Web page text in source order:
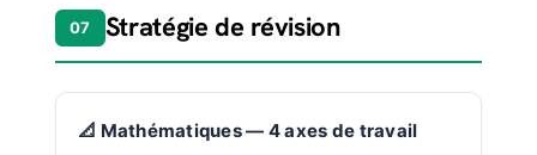
07 Stratégie de révision
📐 Mathématiques — 4 axes de travail